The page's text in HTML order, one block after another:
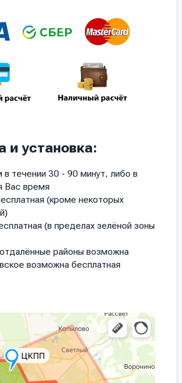
и установка:
течении 30 - 90 минут, либо в
Вас время
(кроме некоторых
(в пределах зелёной зоны
районы возможна
возможна бесплатная